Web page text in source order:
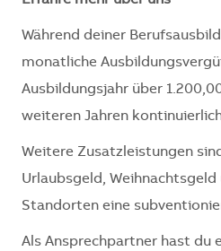
Während deiner
monatliche
Ausbildungsjahr über
weiteren Jahren
Weitere Zusatzleistungen
Urlaubsgeld,
Standorten eine
Als Ansprechpartner hast du